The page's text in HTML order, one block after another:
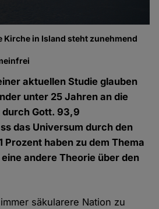
Kirche in Island steht zunehmend
aktuellen Studie glauben
unter 25 Jahren an die
Gott. 93,9
das Universum durch den
Prozent haben zu dem Thema
andere Theorie über den
säkularere Nation zu